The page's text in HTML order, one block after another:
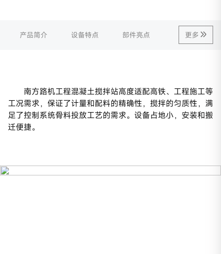
产品简介 设备特点 部件亮点 更多
南方路机工程混凝土搅拌站高度适配高铁、工程施工等
工况需求，保证了计量和配料的精确性，搅拌的匀质性，满
足了控制系统骨料投放工艺的需求。设备占地小，安装和搬
迁便捷。